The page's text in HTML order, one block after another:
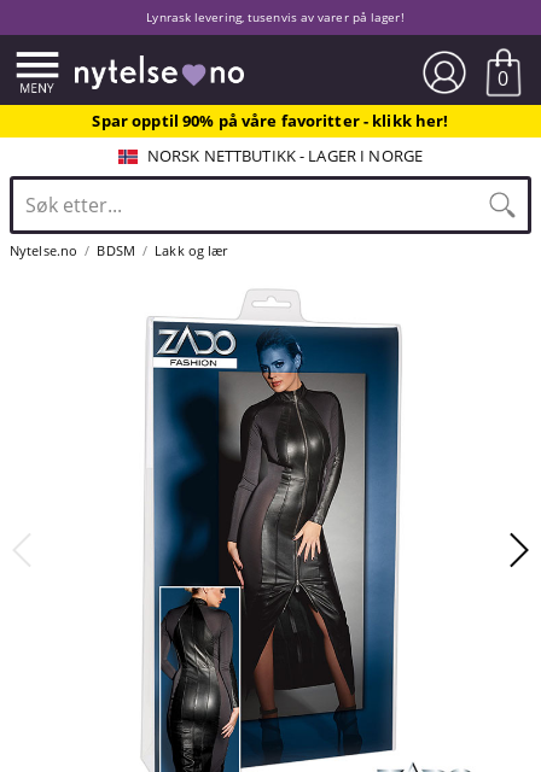
Lynrask levering, tusenvis av varer på lager!
0
Spar opptil 90% på våre favoritter - klikk her!
NORSK NETTBUTIKK - LAGER I NORGE
Nytelse.no BDSM Lakk og lær